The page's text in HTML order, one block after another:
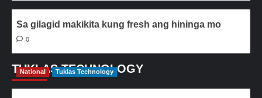
Sa gilagid makikita kung fresh ang hininga mo
0
TUKLAS TECHNOLOGY
National Tuklas Technology